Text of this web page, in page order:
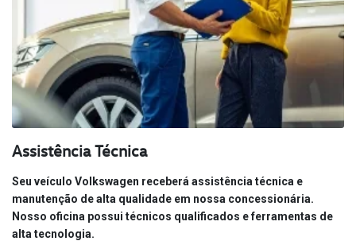
Assistência Técnica
Seu veículo Volkswagen receberá assistência técnica e
manutenção de alta qualidade em nossa concessionária.
Nosso oficina possui técnicos qualificados e ferramentas de
alta tecnologia.